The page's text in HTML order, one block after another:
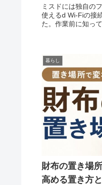
ミスドには独自の
使えるd Wi-Fiの接
た。作業前に知っ
暮らし
財布の置き場
高める置き方